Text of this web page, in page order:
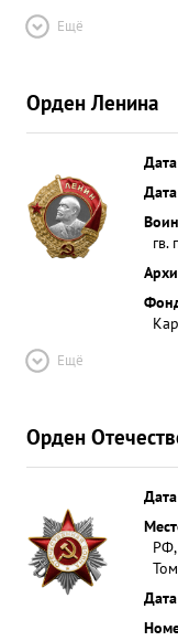
Ещё
Орден Ленина
гв.
Ещё
Орден
РФ,